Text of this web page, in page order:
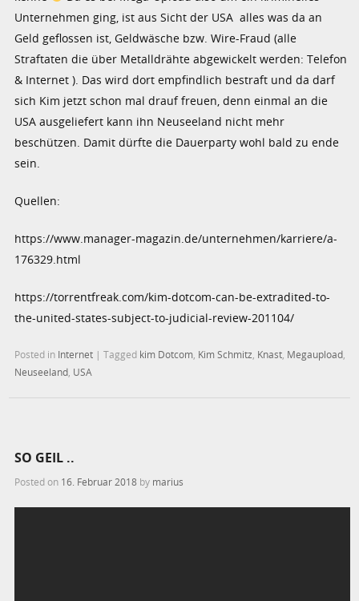
Unternehmen ging, ist aus Sicht der USA alles was da an
Geld geflossen ist, Geldwäsche bzw. Wire-Fraud (alle
Straftaten die über Metalldrähte abgewickelt werden: Telefon
& Internet ). Das wird dort empfindlich bestraft und da darf
sich Kim jetzt schon mal drauf freuen, denn einmal an die
USA ausgeliefert kann ihn Neuseeland nicht mehr
beschützen. Damit dürfte die Dauerparty wohl bald zu ende
sein.
Quellen:
https://www.manager-magazin.de/unternehmen/karriere/a-
176329.html
https://torrentfreak.com/kim-dotcom-can-be-extradited-to-
the-united-states-subject-to-judicial-review-201104/
Posted in Internet |Tagged kim Dotcom Kim Schmitz Knast Megaupload
Neuseeland USA
SO GEIL ..
Posted on 16. Februar 2018 by marius